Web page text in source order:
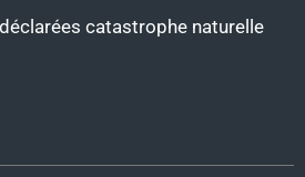
catastrophe naturelle